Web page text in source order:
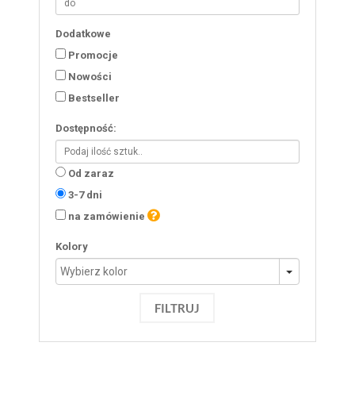
Dodatkowe
Promocje
Nowości
Bestseller
Dostępność:
Od zaraz
3-7 dni
na zamówienie
Kolory
FILTRUJ